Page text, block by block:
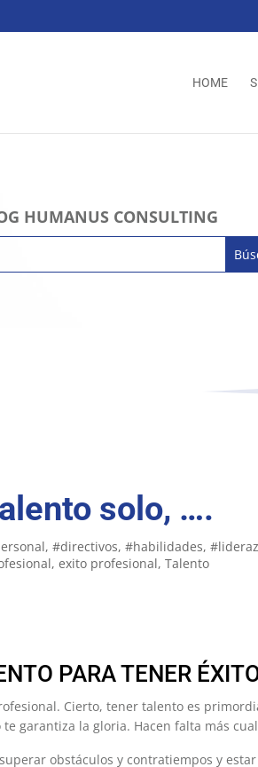
HOME
HUMANUS CONSULTING
solo, ….
#directivos #habilidades
exito profesional Talento
PARA TENER
Cierto, tener talento es
garantiza la gloria. Hacen falta más
obstáculos y contratiempos y